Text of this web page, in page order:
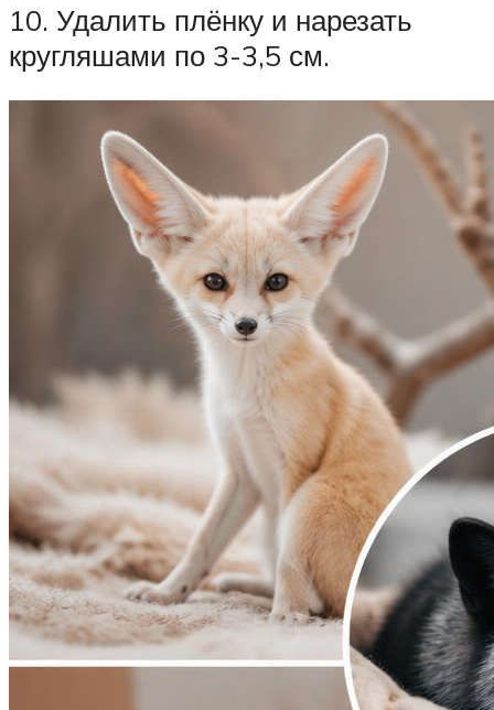
10. Удалить плёнку и нарезать
кругляшами по 3-3,5 см.